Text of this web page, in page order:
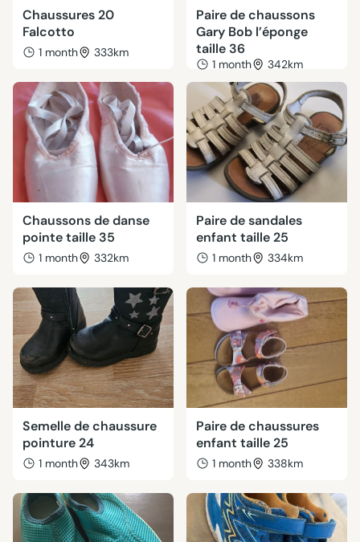
Chaussures 20
Falcotto
1 month 333km
Paire de chaussons
Gary Bob l’éponge
taille 36
1 month 342km
Chaussons de danse
pointe taille 35
1 month 332km
Paire de sandales
enfant taille 25
1 month 334km
Semelle de chaussure
pointure 24
1 month 343km
Paire de chaussures
enfant taille 25
1 month 338km